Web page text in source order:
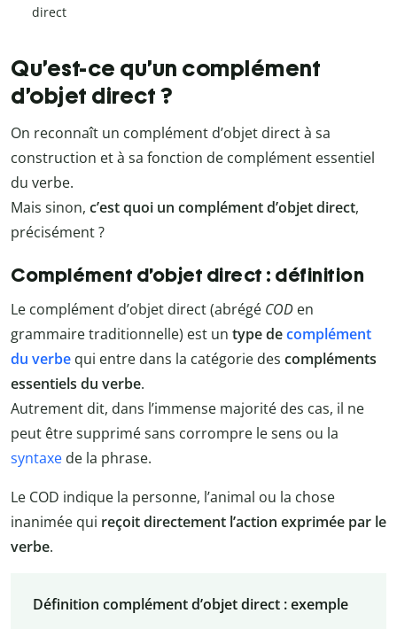
direct
Qu’est-ce qu’un complément
d’objet direct ?
On reconnaît un complément d’objet direct à sa
construction et à sa fonction de complément essentiel
du verbe.
Mais sinon, c’est quoi un complément d’objet direct,
précisément ?
Complément d’objet direct : définition
Le complément d’objet direct (abrégé COD en
grammaire traditionnelle) est un type decomplément
du verbe qui entre dans la catégorie des compléments
essentiels du verbe.
Autrement dit, dans l’immense majorité des cas, il ne
peut être supprimé sans corrompre le sens ou la
syntaxe de la phrase.
Le COD indique la personne, l’animal ou la chose
inanimée qui reçoit directement l’action exprimée par le
verbe.
Définition complément d’objet direct : exemple